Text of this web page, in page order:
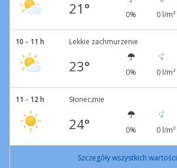
21° 0% 0 l/m²
10 - 11 h Lekkie zachmurzenie
23° 0% 0 l/m²
11 - 12 h Słonecznie
24° 0% 0 l/m²
Szczegóły wszystkich wartości